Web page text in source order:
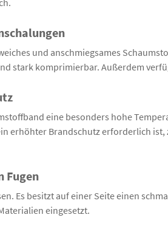
und anschmiegsames
stark komprimierbar. Außerdem
eine besonders hohe
erhöhter Brandschutz erforderlich
Fugen
Es besitzt auf einer Seite einen
eingesetzt.